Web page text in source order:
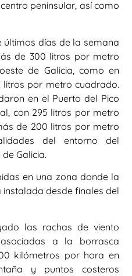
peninsular, así como
últimos días de la semana
de 300 litros por metro
de Galicia, como en
litros por metro cuadrado.
en el Puerto del Pico
con 295 litros por metro
de 200 litros por metro
del entorno del
Galicia.
en una zona donde la
desde finales del
las rachas de viento
a la borrasca
kilómetros por hora en
y puntos costeros